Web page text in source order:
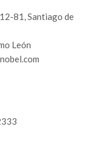
81, Santiago de
León